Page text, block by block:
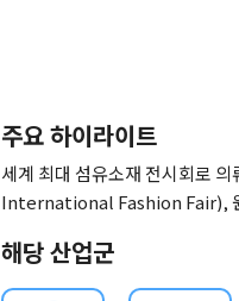
주요 하이라이트
세계 최대 섬유소재 전시회로
International Fashion Fair),
해당 산업군